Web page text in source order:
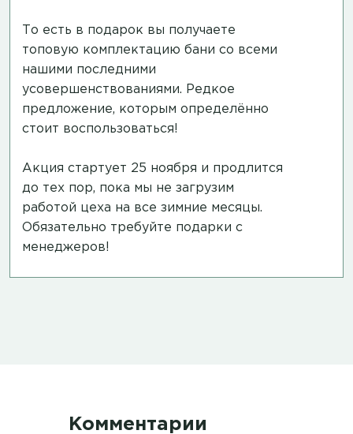
То есть в подарок вы получаете
топовую комплектацию бани со всеми
нашими последними
усовершенствованиями. Редкое
предложение, которым определённо
стоит воспользоваться!
Акция стартует 25 ноября и продлится
до тех пор, пока мы не загрузим
работой цеха на все зимние месяцы.
Обязательно требуйте подарки с
менеджеров!
Комментарии